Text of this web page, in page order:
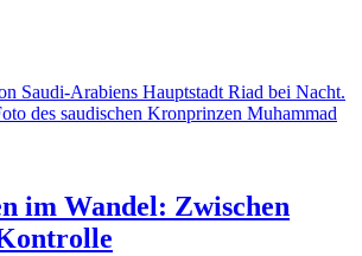
im Wandel: Zwischen